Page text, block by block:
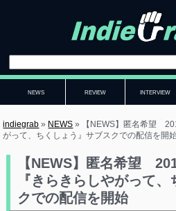
NEWS REVIEW INTERVIEW
indiegrab » NEWS »
【NEWS】匿名希望
がって、ちくしょう』サブスクでの配信を開
【NEWS】匿名希望
『きらきらしやがって
クでの配信を開始